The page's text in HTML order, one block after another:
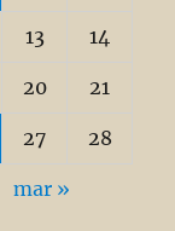
13 14
20 21
27 28
mar »